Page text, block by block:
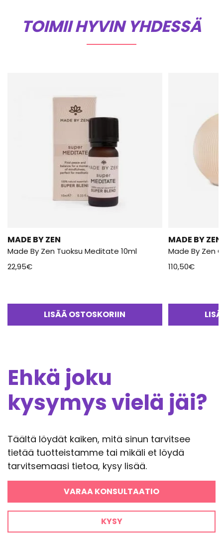
TOIMII HYVIN YHDESSÄ
MADE BY ZEN
Made By Zen Tuoksu Meditate 10ml
22,95€
LISÄÄ OSTOSKORIIN
MADE BY ZEN
Made By Zen
110,50€
Ehkä joku
kysymys vielä jäi?
Täältä löydät kaiken, mitä sinun tarvitsee
tietää tuotteistamme tai mikäli et löydä
tarvitsemaasi tietoa, kysy lisää.
VARAA KONSULTAATIO
KYSY